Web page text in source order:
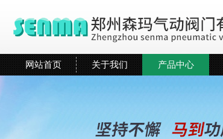
网站首页 关于我们 产品中心